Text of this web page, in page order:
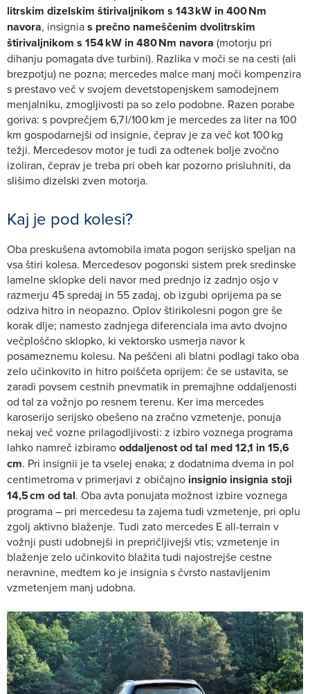
litrskim dizelskim štirivaljnikom s 143 kW in 400 Nm
navora, insignias prečno nameščenim dvolitrskim
štirivaljnikom s 154 kW in 480 Nm navora (motorju pri
dihanju pomagata dve turbini). Razlika v moči se na cesti (ali
brezpotju) ne pozna; mercedes malce manj moči kompenzira
s prestavo več v svojem devetstopenjskem samodejnem
menjalniku, zmogljivosti pa so zelo podobne. Razen porabe
goriva: s povprečjem 6,7 l/100 km je mercedes za liter na 100
km gospodarnejši od insignie, čeprav je za več kot 100 kg
težji. Mercedesov motor je tudi za odtenek bolje zvočno
izoliran, čeprav je treba pri obeh kar pozorno prisluhniti, da
slišimo dizelski zven motorja.
Kaj je pod kolesi?
Oba preskušena avtomobila imata pogon serijsko speljan na
vsa štiri kolesa. Mercedesov pogonski sistem prek sredinske
lamelne sklopke deli navor med prednjo iz zadnjo osjo v
razmerju 45 spredaj in 55 zadaj, ob izgubi oprijema pa se
odziva hitro in neopazno. Oplov štirikolesni pogon gre še
korak dlje; namesto zadnjega diferenciala ima avto dvojno
večploščno sklopko, ki vektorsko usmerja navor k
posameznemu kolesu. Na peščeni ali blatni podlagi tako oba
zelo učinkovito in hitro poiščeta oprijem: če se ustavita, se
zaradi povsem cestnih pnevmatik in premajhne oddaljenosti
od tal za vožnjo po resnem terenu. Ker ima mercedes
karoserijo serijsko obešeno na zračno vzmetenje, ponuja
nekaj več vozne prilagodljivosti: z izbiro voznega programa
lahko namreč izbiramooddaljenost od tal med 12,1 in 15,6
cm. Pri insignii je ta vselej enaka; z dodatnima dvema in pol
centimetroma v primerjavi z običajno insignio insignia stoji
14,5 cm od tal. Oba avta ponujata možnost izbire voznega
programa – pri mercedesu ta zajema tudi vzmetenje, pri oplu
zgolj aktivno blaženje. Tudi zato mercedes E all-terrain v
vožnji pusti udobnejši in prepričljivejši vtis; vzmetenje in
blaženje zelo učinkovito blažita tudi najostrejše cestne
neravnine, medtem ko je insignia s čvrsto nastavljenim
vzmetenjem manj udobna.